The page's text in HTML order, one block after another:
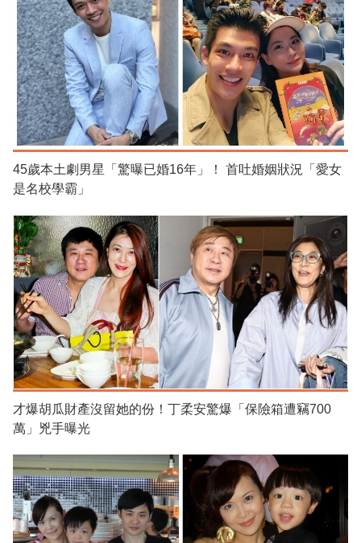
45歲本土劇男星「驚曝已婚16年」！ 首吐婚姻狀況「愛女
是名校學霸」
才爆胡瓜財產沒留她的份！丁柔安驚爆「保險箱遭竊700
萬」兇手曝光